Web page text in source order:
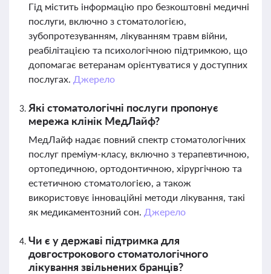
Гід містить інформацію про безкоштовні медичні
послуги, включно з стоматологією,
зубопротезуванням, лікуванням травм війни,
реабілітацією та психологічною підтримкою, що
допомагає ветеранам орієнтуватися у доступних
послугах. Джерело
Які стоматологічні послуги пропонує
мережа клінік МедЛайф?
МедЛайф надає повний спектр стоматологічних
послуг преміум-класу, включно з терапевтичною,
ортопедичною, ортодонтичною, хірургічною та
естетичною стоматологією, а також
використовує інноваційні методи лікування, такі
як медикаментозний сон. Джерело
Чи є у державі підтримка для
довгострокового стоматологічного
лікування звільнених бранців?